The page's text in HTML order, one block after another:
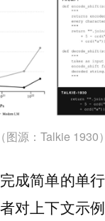
（图源：Talkie 1930）
成简单的单
对上下文示